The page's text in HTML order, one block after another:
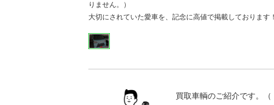
りません。）
大切にされていた愛車を、記念に高値で掲載しております！
買取車輌のご紹介です。